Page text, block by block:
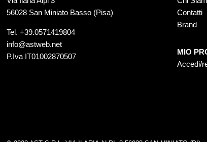
56028 San Miniato Basso (Pisa)
Tel.+39.0571419804
info@astweb.net
P.Iva IT01002870507
Contatti
Brand
MIO
Accedi/